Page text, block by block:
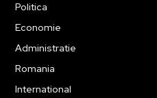
Politica
Economie
Administratie
Romania
International